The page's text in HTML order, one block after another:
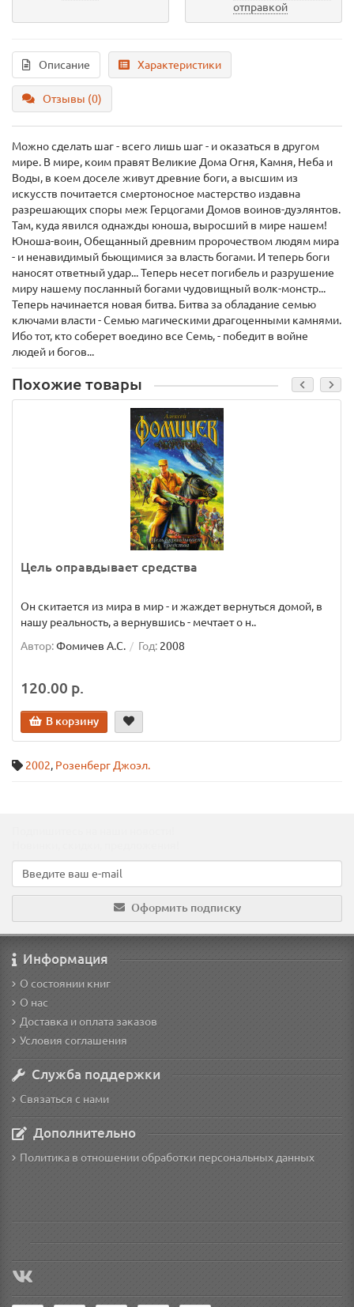
отправкой
Описание Характеристики
Отзывы (0)
Можно сделать шаг - всего лишь шаг - и оказаться в другом
мире. В мире, коим правят Великие Дома Огня, Камня, Неба и
Воды, в коем доселе живут древние боги, а высшим из
искусств почитается смертоносное мастерство издавна
разрешающих споры меж Герцогами Домов воинов-дуэлянтов.
Там, куда явился однажды юноша, выросший в мире нашем!
Юноша-воин, Обещанный древним пророчеством людям мира
- и ненавидимый бьющимися за власть богами. И теперь боги
наносят ответный удар... Теперь несет погибель и разрушение
миру нашему посланный богами чудовищный волк-монстр...
Теперь начинается новая битва. Битва за обладание семью
ключами власти - Семью магическими драгоценными камнями.
Ибо тот, кто соберет воедино все Семь, - победит в войне
людей и богов...
Похожие товары
Цель оправдывает средства
Он скитается из мира в мир - и жаждет вернуться домой, в
нашу реальность, а вернувшись - мечтает о н..
Автор:Фомичев А.С. Год: 2008
120.00 р.
В корзину
2002, Розенберг Джоэл.
Оформить подписку
Информация
О состоянии книг
О нас
Доставка и оплата заказов
Условия соглашения
Служба поддержки
Связаться с нами
Дополнительно
Политика в отношении обработки персональных данных